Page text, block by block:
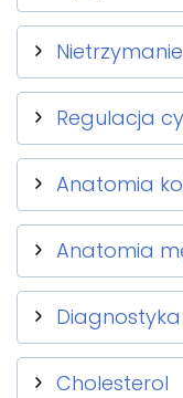
Regulacja
Anatomia
Anatomia
Diagnostyka
Cholesterol